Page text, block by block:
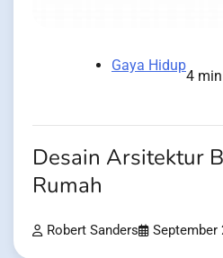
Gaya Hidup
4
Desain Arsitektur
Rumah
Robert Sanders September